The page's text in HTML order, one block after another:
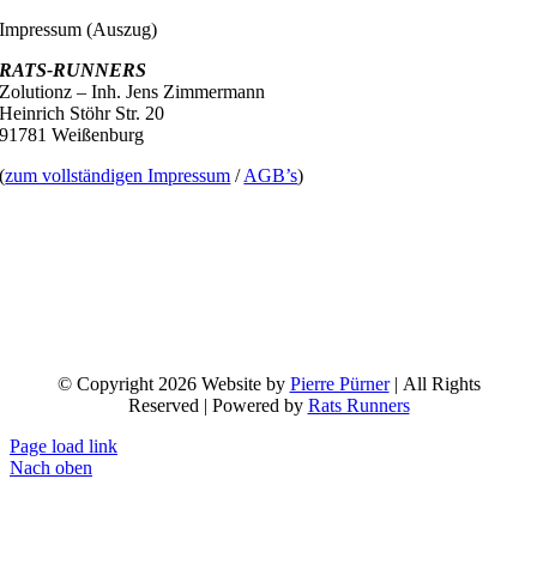
Impressum (Auszug)
RATS-RUNNERS
Zolutionz – Inh. Jens Zimmermann
Heinrich Stöhr Str. 20
91781 Weißenburg
(zum vollständigen Impressum /AGB’s)
© Copyright 2026 Website by Pierre Pürner| All Rights
Reserved | Powered by Rats Runners
Page load link
Nach oben